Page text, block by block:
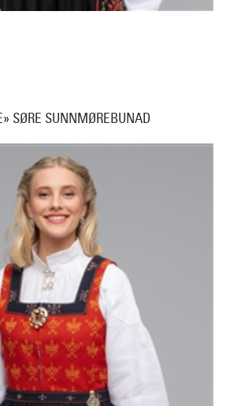
SØRE SUNNMØREBUNAD